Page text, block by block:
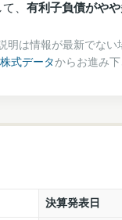
、 有利子負債がや
は情報が最新でない
式データからお進み下
決算発表日